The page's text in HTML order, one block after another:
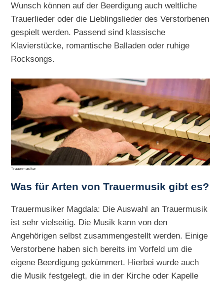
Wunsch können auf der Beerdigung auch weltliche
Trauerlieder oder die Lieblingslieder des Verstorbenen
gespielt werden. Passend sind klassische
Klavierstücke, romantische Balladen oder ruhige
Rocksongs.
Trauermusiker
Was für Arten von Trauermusik gibt es?
Trauermusiker Magdala: Die Auswahl an Trauermusik
ist sehr vielseitig. Die Musik kann von den
Angehörigen selbst zusammengestellt werden. Einige
Verstorbene haben sich bereits im Vorfeld um die
eigene Beerdigung gekümmert. Hierbei wurde auch
die Musik festgelegt, die in der Kirche oder Kapelle